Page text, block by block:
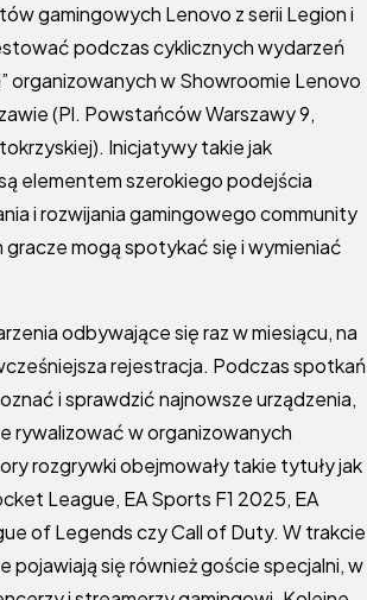
gamingowych Lenovo z serii Legion i
podczas cyklicznych wydarzeń
organizowanych w Showroomie Lenovo
(Pl. Powstańców Warszawy 9,
Inicjatywy takie jak
elementem szerokiego podejścia
i rozwijania gamingowego community
mogą spotykać się i wymieniać
odbywające się raz w miesiącu, na
rejestracja. Podczas spotkań
i sprawdzić najnowsze urządzenia,
rywalizować w organizowanych
rozgrywki obejmowały takie tytuły jak
League, EA Sports F1 2025, EA
of Legends czy Call of Duty. W trakcie
pojawiają się również goście specjalni, w